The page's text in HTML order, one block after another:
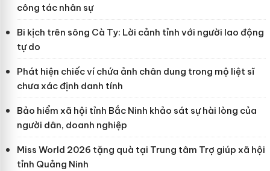
công tác nhân sự
Bi kịch trên sông Cà Ty: Lời cảnh tỉnh với người lao động
tự do
Phát hiện chiếc ví chứa ảnh chân dung trong mộ liệt sĩ
chưa xác định danh tính
Bảo hiểm xã hội tỉnh Bắc Ninh khảo sát sự hài lòng của
người dân, doanh nghiệp
Miss World 2026 tặng quà tại Trung tâm Trợ giúp xã hội
tỉnh Quảng Ninh